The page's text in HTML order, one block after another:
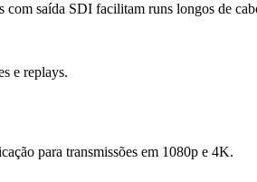
com saída SDI facilitam runs longos de
e replays.
para transmissões em 1080p e 4K.